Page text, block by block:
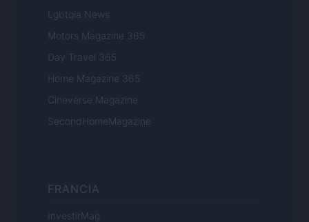
Lgbtqia News
Motors Magazine 365
Day Travel 365
Home Magazine 365
Cineverse Magazine
SecondHomeMagazine
FRANCIA
InvestirMag